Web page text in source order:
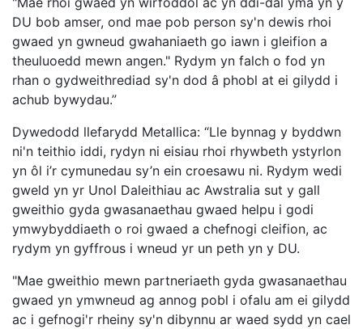
DU bob amser, ond mae pob person sy'n dewis rhoi
gwaed yn gwneud gwahaniaeth go iawn i gleifion a
theuluoedd mewn angen." Rydym yn falch o fod yn
rhan o gydweithrediad sy'n dod â phobl at ei gilydd i
achub bywydau.”
Dywedodd llefarydd Metallica: “Lle bynnag y byddwn
ni'n teithio iddi, rydyn ni eisiau rhoi rhywbeth ystyrlon
yn ôl i’r cymunedau sy’n ein croesawu ni. Rydym wedi
gweld yn yr Unol Daleithiau ac Awstralia sut y gall
gweithio gyda gwasanaethau gwaed helpu i godi
ymwybyddiaeth o roi gwaed a chefnogi cleifion, ac
rydym yn gyffrous i wneud yr un peth yn y DU.
"Mae gweithio mewn partneriaeth gyda gwasanaethau
gwaed yn ymwneud ag annog pobl i ofalu am ei gilydd
ac i gefnogi'r rheiny sy'n dibynnu ar waed sydd yn cael